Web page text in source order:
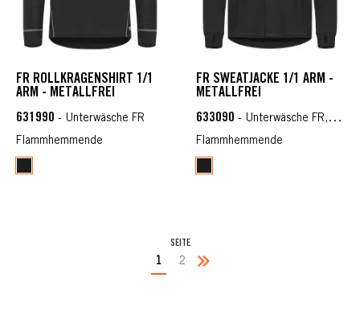
FR ROLLKRAGENSHIRT 1/1
ARM - METALLFREI
631990 - Unterwäsche FR
Flammhemmende
FR SWEATJACKE 1/1 ARM -
METALLFREI
633090 - Unterwäsche FR, Shirt & Sweaters FR
Flammhemmende
SEITE
1 2